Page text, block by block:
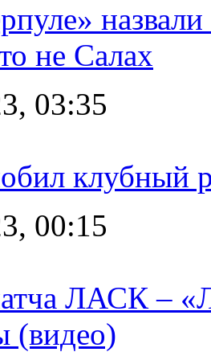
не Салах
03:35
клубный
00:15
ЛАСК –
(видео)